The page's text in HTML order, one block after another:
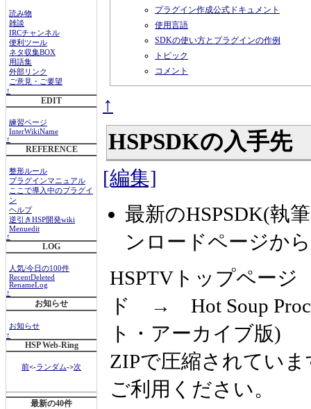
読み物
雑談
IRCチャンネル
便利ツール
ネタ収集BOX
用語集
外部リンク
ご意見・ご要望
↑
EDIT
練習ページ
InterWikiName
↑
REFERENCE
整形ルール
プラグインマニュアル
ここで導入中のプラグイ
ン
ヘルプ
逆引きHSP開発wiki
Menuedit
↑
LOG
人気/今日の100件
RecentDeleted
RenameLog
↑
お知らせ
お知らせ
↑
HSP Web-Ring
前<-ランダム->次
最新の40件
プラグイン作成公式ドキュメント
使用言語
SDKの使い方とプラグインの作例
トピック
コメント
↑
HSPSDKの入手先
[編集]
最新のHSPSDK(執
ンロードページか
HSPTVトップペ
ド → Hot Soup
ト・アーカイブ版)
ZIPで圧縮されてい
ご利用ください。